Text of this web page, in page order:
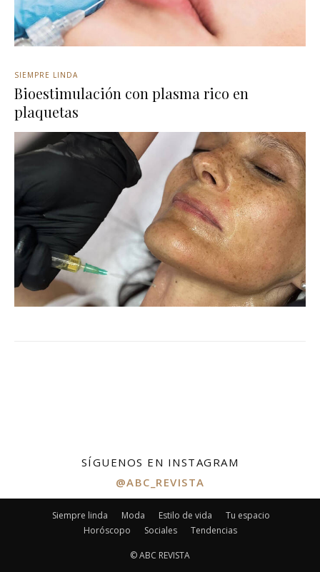
SIEMPRE LINDA
Bioestimulación con plasma rico en
plaquetas
SÍGUENOS EN INSTAGRAM
@ABC_REVISTA
Siempre linda Moda Estilo de vida
Tu espacio
Horóscopo
Sociales Tendencias
© ABC REVISTA